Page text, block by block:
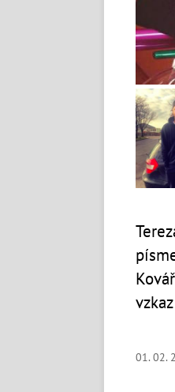
01. 02.